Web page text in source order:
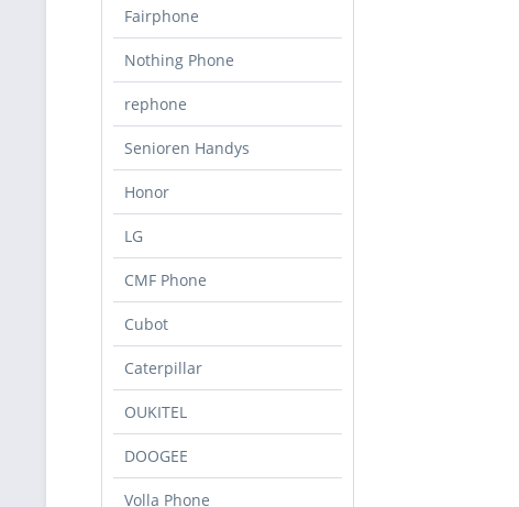
Fairphone
Nothing Phone
rephone
Senioren Handys
Honor
LG
CMF Phone
Cubot
Caterpillar
OUKITEL
DOOGEE
Volla Phone